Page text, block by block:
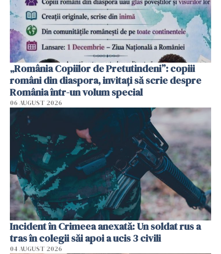
„România Copiilor de Pretutindeni”: copiii
români din diaspora, invitați să scrie despre
România într-un volum special
06 AUGUST 2026
Incident în Crimeea anexată: Un soldat rus a
tras în colegii săi apoi a ucis 3 civili
04 AUGUST 2026